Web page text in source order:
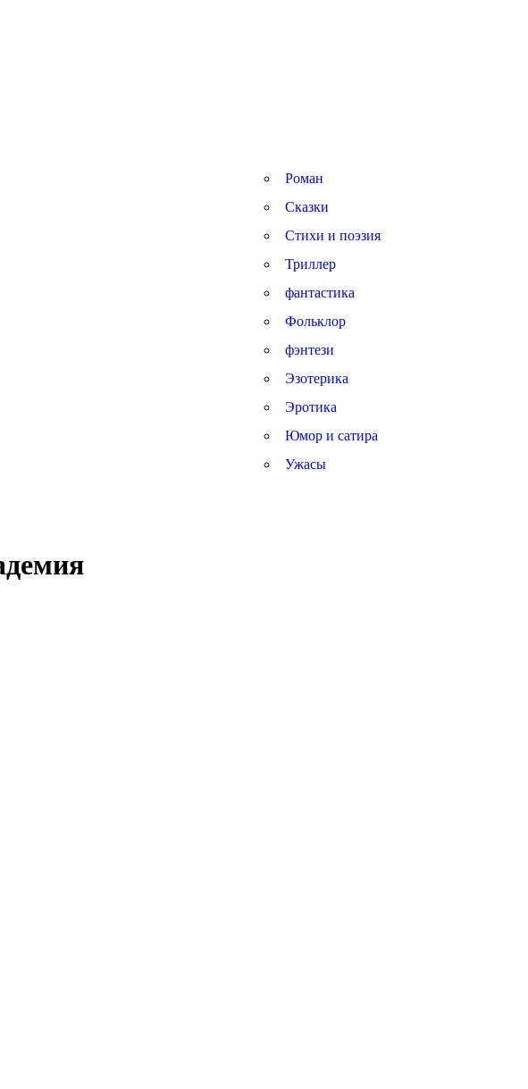
Роман
Сказки
Стихи и поэзия
Триллер
фантастика
Фольклор
фэнтези
Эзотерика
Эротика
Юмор и сатира
Ужасы